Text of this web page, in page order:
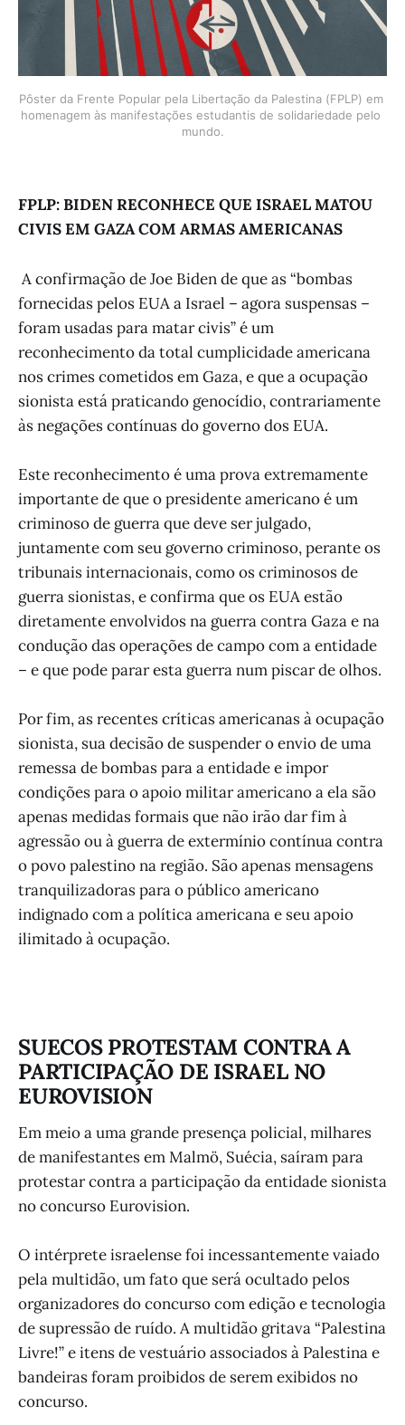
Pôster da Frente Popular pela Libertação da Palestina (FPLP) em
homenagem às manifestações estudantis de solidariedade pelo
mundo.
FPLP: BIDEN RECONHECE QUE ISRAEL MATOU
CIVIS EM GAZA COM ARMAS AMERICANAS
A confirmação de Joe Biden de que as “bombas
fornecidas pelos EUA a Israel – agora suspensas –
foram usadas para matar civis” é um
reconhecimento da total cumplicidade americana
nos crimes cometidos em Gaza, e que a ocupação
sionista está praticando genocídio, contrariamente
às negações contínuas do governo dos EUA.
Este reconhecimento é uma prova extremamente
importante de que o presidente americano é um
criminoso de guerra que deve ser julgado,
juntamente com seu governo criminoso, perante os
tribunais internacionais, como os criminosos de
guerra sionistas, e confirma que os EUA estão
diretamente envolvidos na guerra contra Gaza e na
condução das operações de campo com a entidade
– e que pode parar esta guerra num piscar de olhos.
Por fim, as recentes críticas americanas à ocupação
sionista, sua decisão de suspender o envio de uma
remessa de bombas para a entidade e impor
condições para o apoio militar americano a ela são
apenas medidas formais que não irão dar fim à
agressão ou à guerra de extermínio contínua contra
o povo palestino na região. São apenas mensagens
tranquilizadoras para o público americano
indignado com a política americana e seu apoio
ilimitado à ocupação.
SUECOS PROTESTAM CONTRA A
PARTICIPAÇÃO DE ISRAEL NO
EUROVISION
Em meio a uma grande presença policial, milhares
de manifestantes em Malmö, Suécia, saíram para
protestar contra a participação da entidade sionista
no concurso Eurovision.
O intérprete israelense foi incessantemente vaiado
pela multidão, um fato que será ocultado pelos
organizadores do concurso com edição e tecnologia
de supressão de ruído. A multidão gritava “Palestina
Livre!” e itens de vestuário associados à Palestina e
bandeiras foram proibidos de serem exibidos no
concurso.